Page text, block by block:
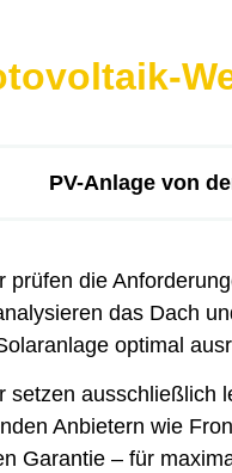
PV-Anlage von
prüfen die
das Dach
optimal
setzen ausschließlich
Anbietern wie
Garantie – für